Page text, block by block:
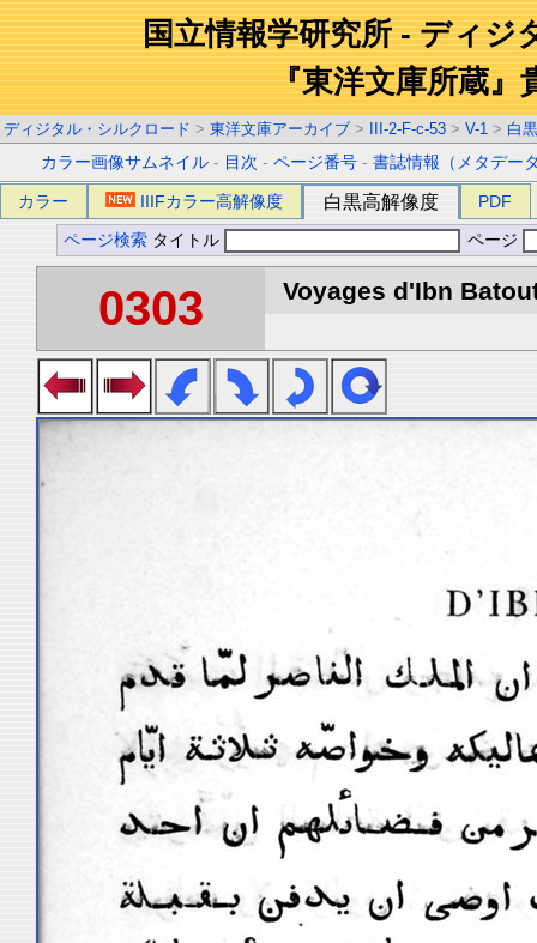
国立情報学研究所 - ディジ
『東洋文庫所蔵』
ディジタル・シルクロード > 東洋文庫アーカイブ > III-2-F-c-53 > V-1 > 白
カラー画像サムネイル - 目次 -ページ番号 -書誌情報（メタデー
カラー IIIFカラー高解像度 白黒高解像度 PDF
ページ検索 タイトル ページ
0303 Voyages d'Ibn